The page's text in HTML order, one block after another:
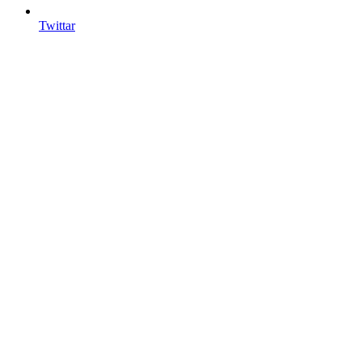
Twittar